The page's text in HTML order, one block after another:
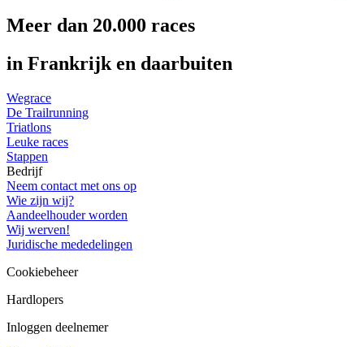
Meer dan 20.000 races
in Frankrijk en daarbuiten
Wegrace
De Trailrunning
Triatlons
Leuke races
Stappen
Bedrijf
Neem contact met ons op
Wie zijn wij?
Aandeelhouder worden
Wij werven!
Juridische mededelingen
Cookiebeheer
Hardlopers
Inloggen deelnemer